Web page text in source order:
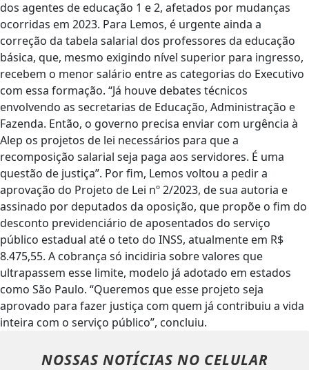
dos agentes de educação 1 e 2, afetados por mudanças
ocorridas em 2023. Para Lemos, é urgente ainda a
correção da tabela salarial dos professores da educação
básica, que, mesmo exigindo nível superior para ingresso,
recebem o menor salário entre as categorias do Executivo
com essa formação. “Já houve debates técnicos
envolvendo as secretarias de Educação, Administração e
Fazenda. Então, o governo precisa enviar com urgência à
Alep os projetos de lei necessários para que a
recomposição salarial seja paga aos servidores. É uma
questão de justiça”. Por fim, Lemos voltou a pedir a
aprovação do Projeto de Lei nº 2/2023, de sua autoria e
assinado por deputados da oposição, que propõe o fim do
desconto previdenciário de aposentados do serviço
público estadual até o teto do INSS, atualmente em R$
8.475,55. A cobrança só incidiria sobre valores que
ultrapassem esse limite, modelo já adotado em estados
como São Paulo. “Queremos que esse projeto seja
aprovado para fazer justiça com quem já contribuiu a vida
inteira com o serviço público”, concluiu.
NOSSAS NOTÍCIAS NO CELULAR